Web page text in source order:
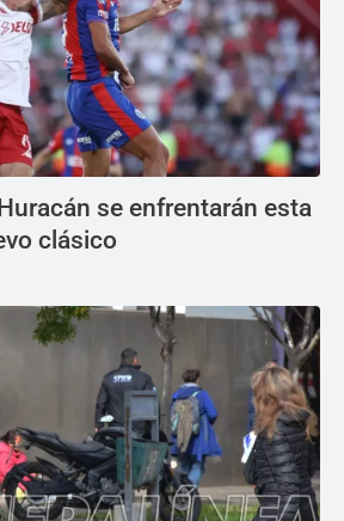
se enfrentarán esta
clásico